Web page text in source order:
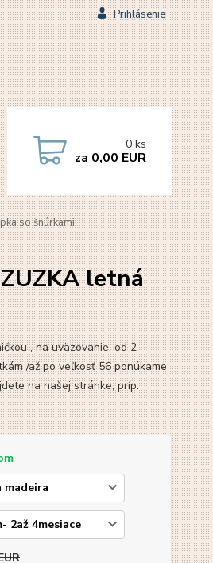
Prihlásenie
0 ks
za 0,00 EUR
so šnúrkami,
letná
, na uväzovanie, od 2
/až po veľkosť 56 ponúkame
na našej stránke, príp.